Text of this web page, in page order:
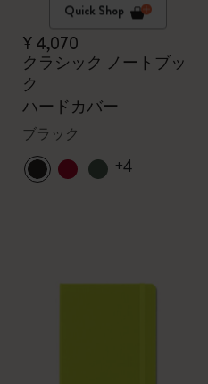
Quick Shop
¥ 4,070
クラシック ノートブッ
ク
ハードカバー
ブラック
+4